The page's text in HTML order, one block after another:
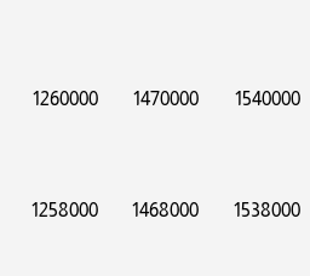
1540000
1470000
1260000
1538000
1468000
1258000